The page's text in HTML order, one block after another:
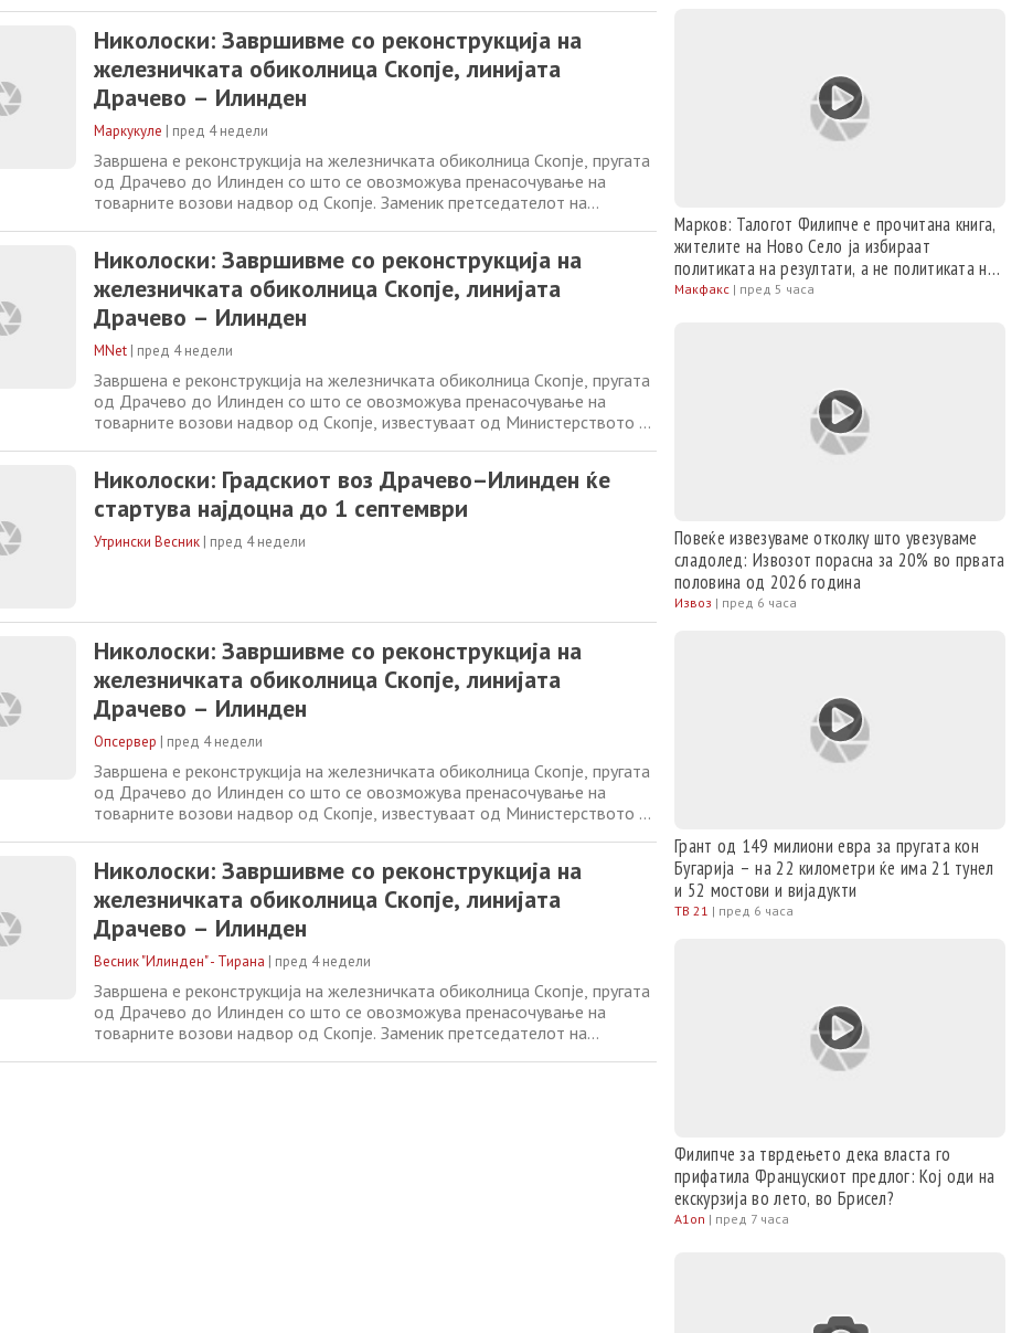
Синиша Ивановски, направија
Николоски: Завршивме со реконструкција на
железничката обиколница Скопје, линијата
Драчево – Илинден
Маркукуле | пред 4 недели
Завршена е реконструкција на железничката обиколница Скопје, пругата
од Драчево до Илинден со што се овозможува пренасочување на
товарните возови надвор од Скопје. Заменик претседателот на
реконструираната пруга каде
Николоски: Завршивме со реконструкција на
железничката обиколница Скопје, линијата
Драчево – Илинден
MNet | пред 4 недели
Завршена е реконструкција на железничката обиколница Скопје, пругата
од Драчево до Илинден со што се овозможува пренасочување на
товарните возови надвор од Скопје, известуваат од Министерството за
Синиша Ивановски, направија
Николоски: Градскиот воз Драчево–Илинден ќе
стартува најдоцна до 1 септември
Утрински Весник | пред 4 недели
Николоски: Завршивме со реконструкција на
железничката обиколница Скопје, линијата
Драчево – Илинден
Опсервер | пред 4 недели
Завршена е реконструкција на железничката обиколница Скопје, пругата
од Драчево до Илинден со што се овозможува пренасочување на
товарните возови надвор од Скопје, известуваат од Министерството за
Синиша Ивановски, направија
Николоски: Завршивме со реконструкција на
железничката обиколница Скопје, линијата
Драчево – Илинден
Весник "Илинден" - Тирана | пред 4 недели
Завршена е реконструкција на железничката обиколница Скопје, пругата
од Драчево до Илинден со што се овозможува пренасочување на
товарните возови надвор од Скопје. Заменик претседателот на
Марков: Талогот Филипче е прочитана книга,
жителите на Ново Село ја избираат
политиката на резултати, а не политиката на
тензии
Макфакс | пред 5 часа
Повеќе извезуваме отколку што увезуваме
сладолед: Извозот порасна за 20% во првата
половина од 2026 година
Извоз | пред 6 часа
Грант од 149 милиони евра за пругата кон
Бугарија – на 22 километри ќе има 21 тунел
и 52 мостови и вијадукти
ТВ 21 | пред 6 часа
Филипче за тврдењето дека власта го
прифатила Францускиот предлог: Кој оди на
екскурзија во лето, во Брисел?
A1on | пред 7 часа